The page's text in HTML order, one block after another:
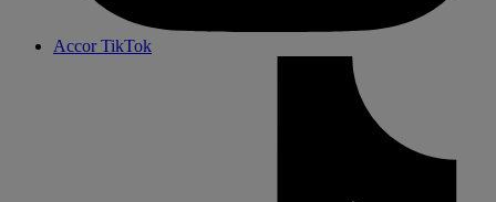
Accor TikTok